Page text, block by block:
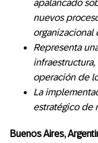
apalancado
nuevos
organizacional
Representa
operación de
La
estratégico de
Buenos Aires,